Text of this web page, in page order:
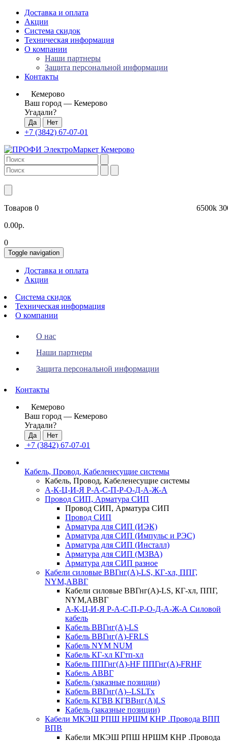
Доставка и оплата
Акции
Система скидок
Техническая информация
О компании
Наши партнеры
Защита персональной информации
Контакты
Кемерово
Ваш город — Кемерово
Угадали?
+7 (3842) 67-07-01
Товаров 0
0.00р.
0
Toggle navigation
Доставка и оплата
Акции
Система скидок
Техническая информация
О компании
О нас
Наши партнеры
Защита персональной информации
Контакты
Кемерово
Ваш город — Кемерово
Угадали?
+7 (3842) 67-07-01
Кабель, Провод, Кабеленесущие системы
Кабель, Провод, Кабеленесущие системы
А-К-Ц-И-Я Р-А-С-П-Р-О-Д-А-Ж-А
Провод СИП, Арматура СИП
Провод СИП, Арматура СИП
Провод СИП
Арматура для СИП (ИЭК)
Арматура для СИП (Импульс и РЭС)
Арматура для СИП (Инсталл)
Арматура для СИП (МЗВА)
Арматура для СИП разное
Кабели силовые ВВГнг(А)-LS, КГ-хл, ППГ,
NYM,АВВГ
Кабели силовые ВВГнг(А)-LS, КГ-хл, ППГ,
NYM,АВВГ
А-К-Ц-И-Я Р-А-С-П-Р-О-Д-А-Ж-А Силовой
кабель
Кабель ВВГнг(А)-LS
Кабель ВВГнг(А)-FRLS
Кабель NYM NUM
Кабель КГ-хл КГтп-хл
Кабель ППГнг(А)-HF ППГнг(А)-FRHF
Кабель АВВГ
Кабель (заказные позиции)
Кабель ВВГнг(А)--LSLTx
Кабель КГВВ КГВВнг(А)LS
Кабель (заказные позиции)
Кабели МКЭШ РПШ НРШМ КНР .Провода ВПП
ВПВ
Кабели МКЭШ РПШ НРШМ КНР .Провода
6500k